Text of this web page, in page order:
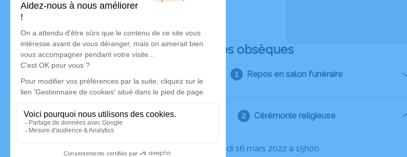
Déroulé des obsèques
Repos en salon funéraire
Cérémonie religieuse
Le mercredi 16 mars 2022 à 15h00